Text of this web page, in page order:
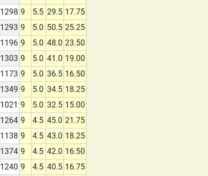
1298 9 5.5 29.5 17.75
1293 9 5.0 50.5 25.25
1196 9 5.0 48.0 23.50
1303 9 5.0 41.0 19.00
1173 9 5.0 36.5 16.50
1349 9 5.0 34.5 18.25
1021 9 5.0 32.5 15.00
1264 9 4.5 45.0 21.75
1138 9 4.5 43.0 18.25
1374 9 4.5 42.0 16.50
1240 9 4.5 40.5 16.75